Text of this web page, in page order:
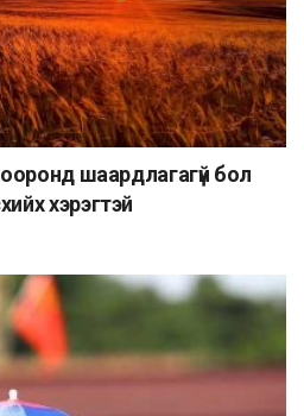
шаардлагагүй бол
хэрэгтэй